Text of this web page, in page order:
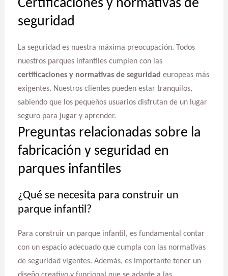
Certificaciones y normativas de
seguridad
La seguridad es nuestra máxima preocupación. Todos
nuestros parques infantiles cumplen con las
certificaciones y normativas de seguridad europeas más
exigentes. Nuestros clientes pueden estar tranquilos,
sabiendo que los pequeños usuarios disfrutan de un lugar
seguro para jugar y aprender.
Preguntas relacionadas sobre la
fabricación y seguridad en
parques infantiles
¿Qué se necesita para construir un
parque infantil?
Para construir un parque infantil, es fundamental contar
con un espacio adecuado que cumpla con las normativas
de seguridad vigentes. Además, es importante tener un